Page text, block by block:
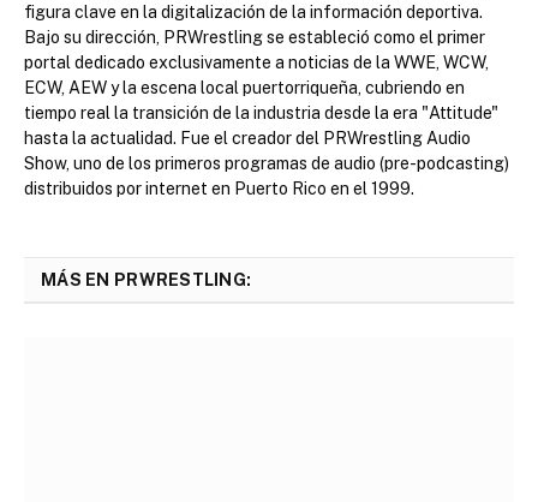
figura clave en la digitalización de la información deportiva.
Bajo su dirección, PRWrestling se estableció como el primer
portal dedicado exclusivamente a noticias de la WWE, WCW,
ECW, AEW y la escena local puertorriqueña, cubriendo en
tiempo real la transición de la industria desde la era "Attitude"
hasta la actualidad. Fue el creador del PRWrestling Audio
Show, uno de los primeros programas de audio (pre-podcasting)
distribuidos por internet en Puerto Rico en el 1999.
MÁS EN PRWRESTLING: